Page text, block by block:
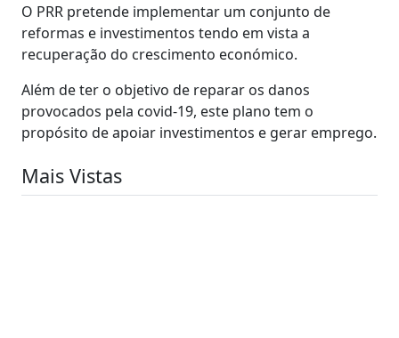
O PRR pretende implementar um conjunto de
reformas e investimentos tendo em vista a
recuperação do crescimento económico.
Além de ter o objetivo de reparar os danos
provocados pela covid-19, este plano tem o
propósito de apoiar investimentos e gerar emprego.
Mais Vistas